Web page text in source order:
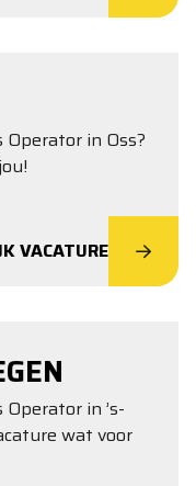
in Oss?
VACATURE
in ’s-
wat voor